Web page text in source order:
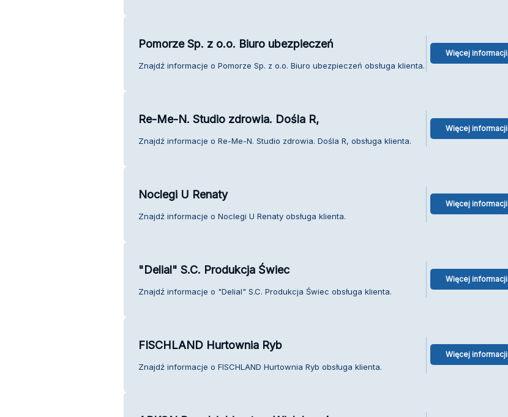
Pomorze Sp. z o.o. Biuro ubezpieczeń
Znajdź informacje o Pomorze Sp. z o.o. Biuro ubezpieczeń obsługa klienta.
Więcej informacji
Re-Me-N. Studio zdrowia. Dośla R,
Znajdź informacje o Re-Me-N. Studio zdrowia. Dośla R, obsługa klienta.
Więcej informacji
Noclegi U Renaty
Znajdź informacje o Noclegi U Renaty obsługa klienta.
Więcej informacji
"Delial" S.C. Produkcja Świec
Znajdź informacje o "Delial" S.C. Produkcja Świec obsługa klienta.
Więcej informacji
FISCHLAND Hurtownia Ryb
Znajdź informacje o FISCHLAND Hurtownia Ryb obsługa klienta.
Więcej informacji